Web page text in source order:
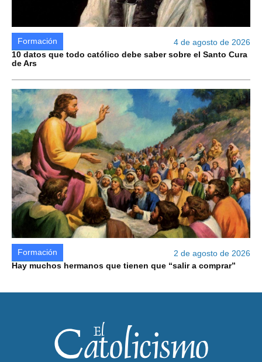
Formación
4 de agosto de 2026
10 datos que todo católico debe saber sobre el Santo Cura
de Ars
Formación
2 de agosto de 2026
Hay muchos hermanos que tienen que “salir a comprar”